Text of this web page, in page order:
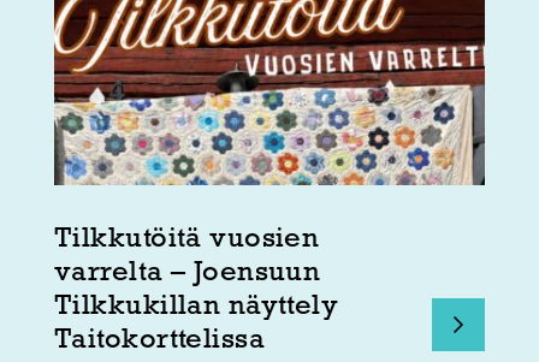
Tilkkutöitä vuosien
varrelta – Joensuun
Tilkkukillan näyttely
Taitokorttelissa